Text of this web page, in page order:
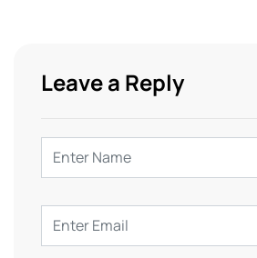
Leave a Reply